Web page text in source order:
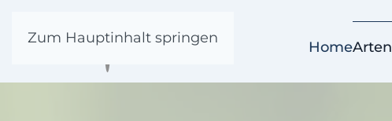
Zum Hauptinhalt springen
HomeArten